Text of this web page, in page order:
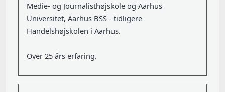
Medie- og Journalisthøjskole og Aarhus
Universitet, Aarhus BSS - tidligere
Handelshøjskolen i Aarhus.
Over 25 års erfaring.